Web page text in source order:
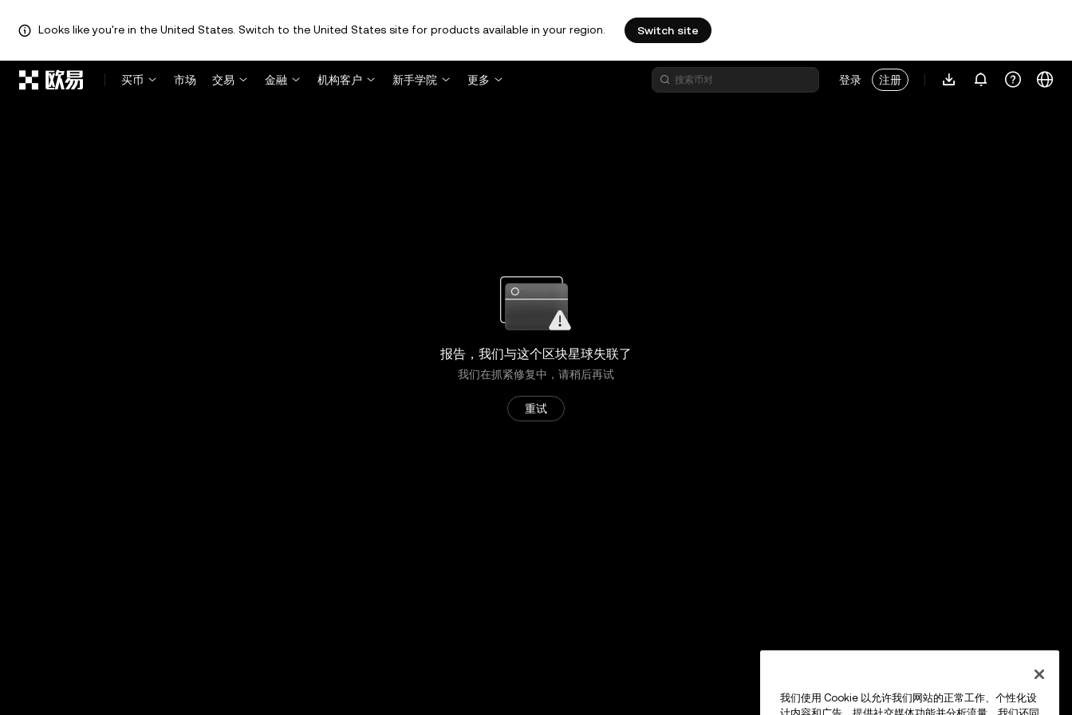
Looks like you're in the United States. Switch to the United States site for products available in your region. Switch site
买币
市场 交易 金融 机构客户 新手学院 更多 登录 注册
报告，我们与这个区块星球失联了
我们在抓紧修复中，请稍后再试
重试
我们使用 Cookie 以允许我们网站的正常工作、个性化设